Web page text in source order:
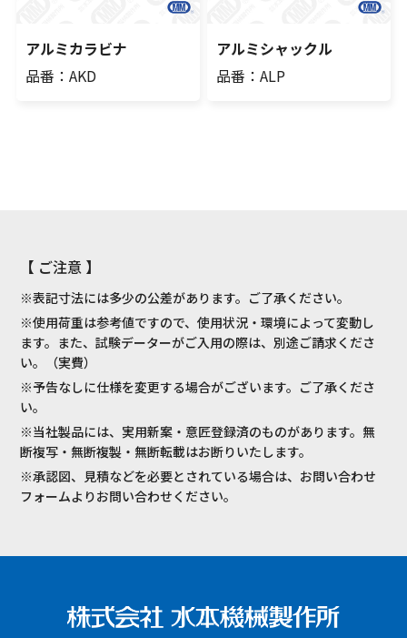
アルミカラビナ
品番：AKD
アルミシャックル
品番：ALP
【 ご注意 】
※表記寸法には多少の公差があります。ご了承ください。
※使用荷重は参考値ですので、使用状況・環境によって変動し
ます。また、試験データーがご入用の際は、別途ご請求くださ
い。（実費）
※予告なしに仕様を変更する場合がございます。ご了承くださ
い。
※当社製品には、実用新案・意匠登録済のものがあります。無
断複写・無断複製・無断転載はお断りいたします。
※承認図、見積などを必要とされている場合は、お問い合わせ
フォームよりお問い合わせください。